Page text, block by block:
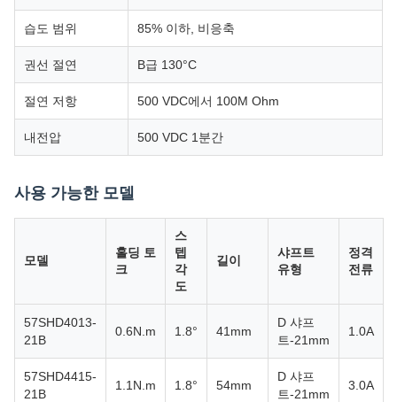
습도 범위 85% 이하, 비응축
권선 절연 B급 130°C
절연 저항 500 VDC에서 100M Ohm
내전압 500 VDC 1분간
사용 가능한 모델
모델
홀딩 토
크
스
텝
각
도
길이
샤프트
유형
정격
전류
57SHD4013-
21B
0.6N.m 1.8° 41mm
D 샤프
트-21mm
1.0A
57SHD4415-
21B
1.1N.m 1.8° 54mm
D 샤프
트-21mm
3.0A